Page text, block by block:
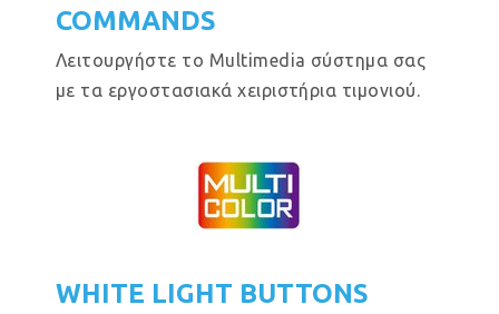
COMMANDS
Λειτουργήστε το Multimedia σύστημα σας
με τα εργοστασιακά χειριστήρια τιμονιού.
WHITE LIGHT BUTTONS